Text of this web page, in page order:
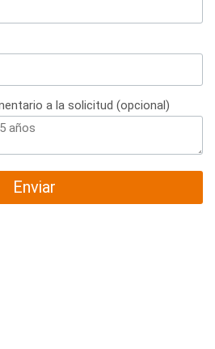
a la solicitud (opcional)
Enviar